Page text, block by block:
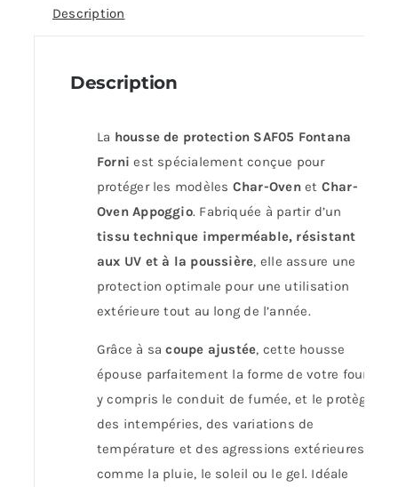
Description
Description
La housse de protection SAF05 Fontana
Forni est spécialement conçue pour
protéger les modèles Char-Ovenet Char-
Oven Appoggio. Fabriquée à partir d’un
tissu technique imperméable, résistant
aux UV et à la poussière, elle assure une
protection optimale pour une utilisation
extérieure tout au long de l’année.
Grâce à sacoupe ajustée, cette housse
épouse parfaitement la forme de votre four,
y compris le conduit de fumée, et le protège
des intempéries, des variations de
température et des agressions extérieures
comme la pluie, le soleil ou le gel. Idéale